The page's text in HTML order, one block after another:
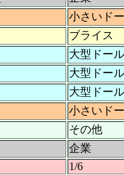
小さいド
ブライス
大型ドール
大型ドール
大型ドール
小さいド
その他
企業
1/6